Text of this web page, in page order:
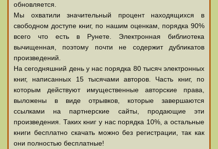
обновляется.
Мы охватили значительный процент находящихся в
свободном доступе книг, по нашим оценкам, порядка 90%
всего что есть в Рунете. Электронная библиотека
вычищенная, поэтому почти не содержит дубликатов
произведений.
На сегодняшний день у нас порядка 80 тысяч электронных
книг, написанных 15 тысячами авторов. Часть книг, по
которым действуют имущественные авторские права,
выложены в виде отрывков, которые завершаются
ссылками на партнерские сайты, продающие эти
произведения. Таких книг у нас порядка 10%, а остальные
книги бесплатно скачать можно без регистрации, так как
они полностью бесплатные!